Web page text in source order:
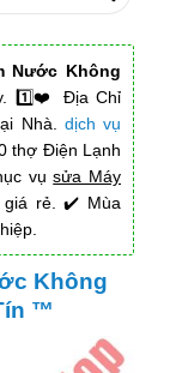
Nước Không
1️⃣❤️ Địa Chỉ
Nhà. dịch vụ
thợ Điện Lạnh
vụsửa Máy
giá rẻ. ✔️ Mùa
Không
™